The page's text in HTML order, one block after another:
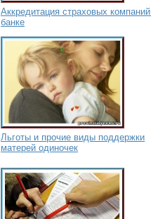
Аккредитация страховых
банке
Льготы и прочие виды поддержки
матерей одиночек